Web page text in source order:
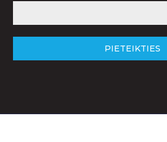
PIETEIKTIES